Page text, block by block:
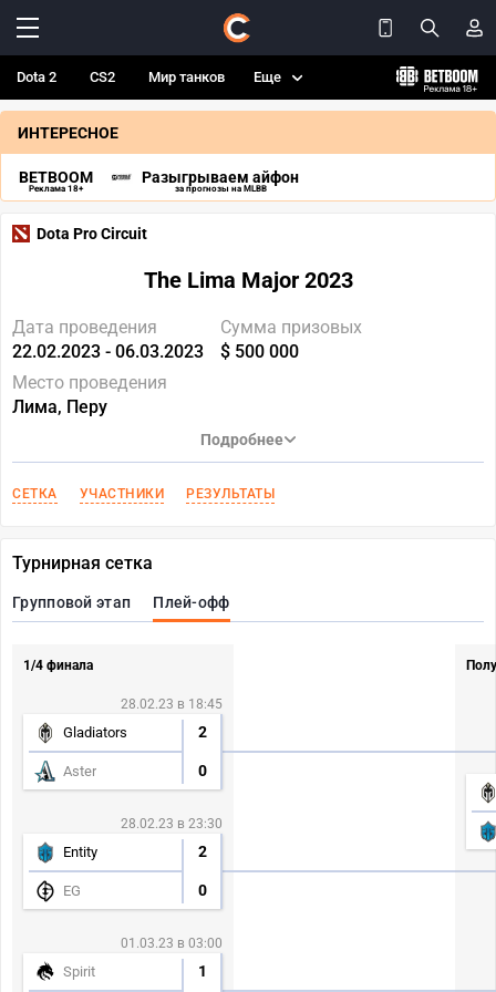
Dota 2 CS2 Мир танков Еще
ИНТЕРЕСНОЕ
BETBOOM
Реклама 18+
Разыгрываем айфон
за прогнозы на MLBB
Dota Pro Circuit
The Lima Major 2023
Дата проведения
22.02.2023 - 06.03.2023
Сумма призовых
$ 500 000
Место проведения
Лима, Перу
Подробнее
СЕТКА УЧАСТНИКИ РЕЗУЛЬТАТЫ
Турнирная сетка
Групповой этап Плей-офф
1/4 финала
28.02.23 в 18:45
Gladiators 2
Aster 0
28.02.23 в 23:30
Entity 2
EG 0
01.03.23 в 03:00
Spirit 1